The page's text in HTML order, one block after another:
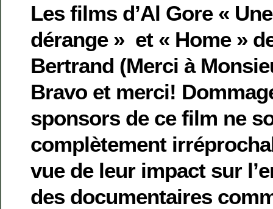
Les films d’Al Gore «
dérange » et « Home »
Bertrand (Merci à
Bravo et merci!
sponsors de ce film ne
complètement
vue de leur impact sur
des documentaires